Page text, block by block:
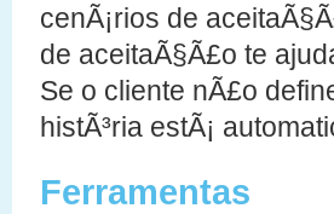
cenÃ¡rios de
de aceitaÃ§Ã£o te
Se o cliente nÃ£o
histÃ³ria estÃ¡
Ferramentas